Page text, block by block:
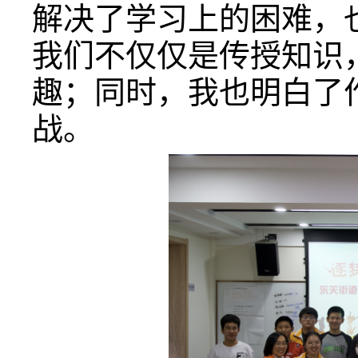
解决了学习上的困难，
我们不仅仅是传授知识
趣；同时，我也明白
战。